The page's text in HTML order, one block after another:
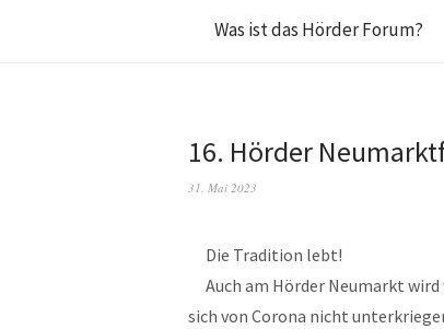
Was ist das Hörder Forum?
16. Hörder
31. Mai 2023
Die Tradition lebt!
Auch am Hörder Neumarkt
sich von Corona nicht